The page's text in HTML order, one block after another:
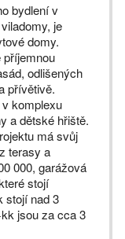
bydlení v
je
domy.
příjemnou
odlišených
přívětivě.
komplexu
a dětské hřiště.
má svůj
terasy a
000, garážová
stojí
stojí nad 3
jsou za cca 3